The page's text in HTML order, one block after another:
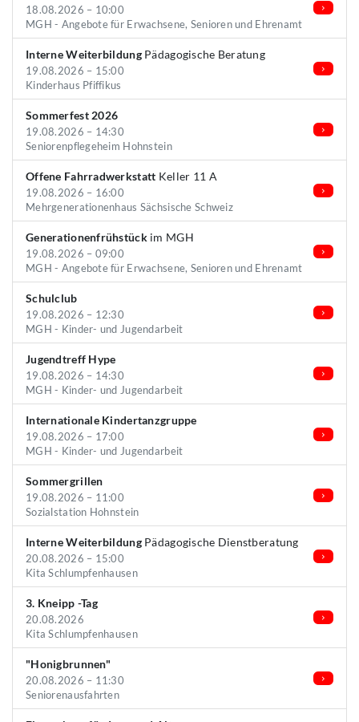
18.08.2026 – 10:00
MGH - Angebote für Erwachsene, Senioren und Ehrenamt
Interne WeiterbildungPädagogische Beratung
19.08.2026 – 15:00
Kinderhaus Pfiffikus
Sommerfest 2026
19.08.2026 – 14:30
Seniorenpflegeheim Hohnstein
Offene Fahrradwerkstatt Keller 11 A
19.08.2026 – 16:00
Mehrgenerationenhaus Sächsische Schweiz
Generationenfrühstückim MGH
19.08.2026 – 09:00
MGH - Angebote für Erwachsene, Senioren und Ehrenamt
Schulclub
19.08.2026 – 12:30
MGH - Kinder- und Jugendarbeit
Jugendtreff Hype
19.08.2026 – 14:30
MGH - Kinder- und Jugendarbeit
Internationale Kindertanzgruppe
19.08.2026 – 17:00
MGH - Kinder- und Jugendarbeit
Sommergrillen
19.08.2026 – 11:00
Sozialstation Hohnstein
Interne WeiterbildungPädagogische Dienstberatung
20.08.2026 – 15:00
Kita Schlumpfenhausen
3. Kneipp -Tag
20.08.2026
Kita Schlumpfenhausen
"Honigbrunnen"
20.08.2026 – 11:30
Seniorenausfahrten